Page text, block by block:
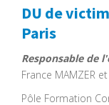
DU de
Paris
Responsable de
France MAMZER
Pôle Formation